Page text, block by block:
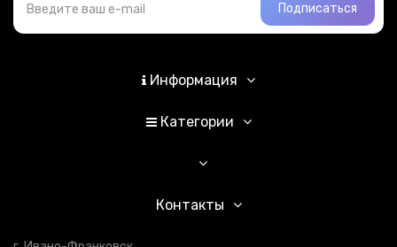
Подписаться
Информация
Категории
Контакты